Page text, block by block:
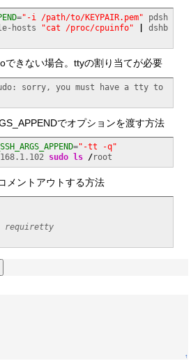
="-i /path/to/KEYPAIR.pem"
pdsh
hosts "cat /proc/cpuinfo"
dshb
できない場合。ttyの割り当てが必要
sorry, you must have a tty to
でオプションを渡す方法
="-tt -q"
sudo ls /root
メントアウトする方法
requiretty
↑